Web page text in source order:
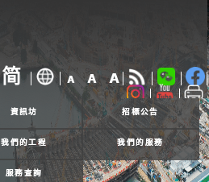
简 A A A
24小時熱線 2926 4111
資訊坊 招標公告
我們的工程 我們的服務
服務查詢